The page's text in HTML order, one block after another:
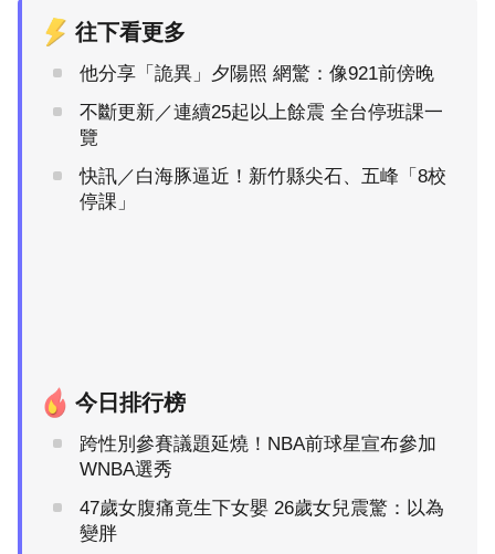
往下看更多
他分享「詭異」夕陽照 網驚：像921前傍晚
不斷更新／連續25起以上餘震 全台停班課一
覽
快訊／白海豚逼近！新竹縣尖石、五峰「8校
停課」
今日排行榜
跨性別參賽議題延燒！NBA前球星宣布參加
WNBA選秀
47歲女腹痛竟生下女嬰 26歲女兒震驚：以為
變胖